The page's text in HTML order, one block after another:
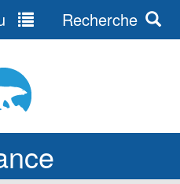
Recherche